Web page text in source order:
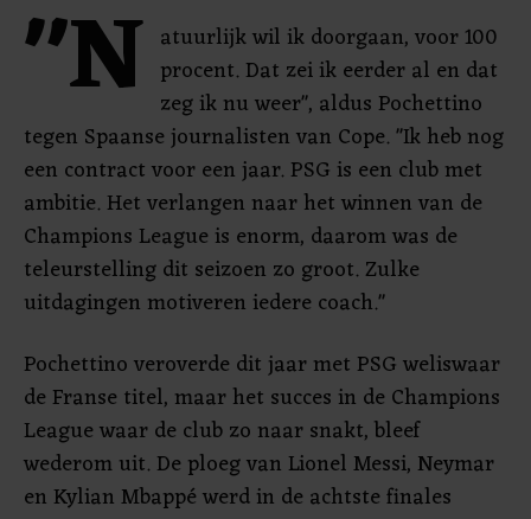
"N atuurlijk wil ik doorgaan, voor 100
procent. Dat zei ik eerder al en dat
zeg ik nu weer", aldus Pochettino
tegen Spaanse journalisten van Cope. "Ik heb nog
een contract voor een jaar. PSG is een club met
ambitie. Het verlangen naar het winnen van de
Champions League is enorm, daarom was de
teleurstelling dit seizoen zo groot. Zulke
uitdagingen motiveren iedere coach."
Pochettino veroverde dit jaar met PSG weliswaar
de Franse titel, maar het succes in de Champions
League waar de club zo naar snakt, bleef
wederom uit. De ploeg van Lionel Messi, Neymar
en Kylian Mbappé werd in de achtste finales